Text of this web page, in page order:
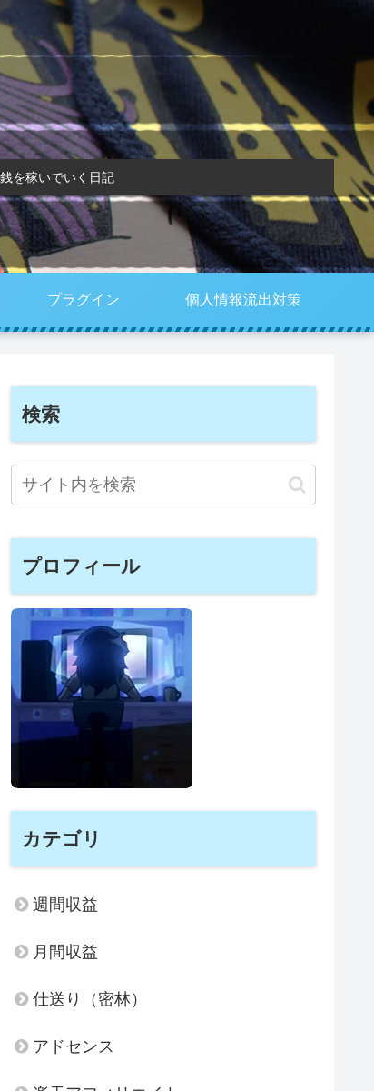
を稼いでいく日記
プラグイン 個人情報流出対策
検索
プロフィール
カテゴリ
週間収益
月間収益
仕送り（密林）
アドセンス